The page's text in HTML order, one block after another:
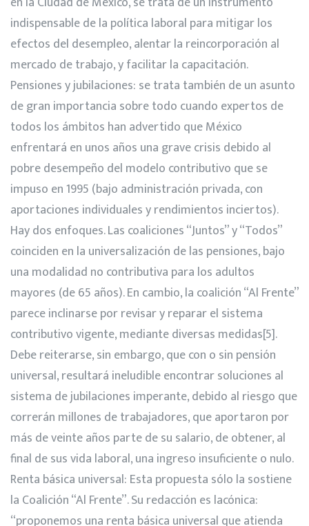
indispensable de la política laboral para mitigar los
efectos del desempleo, alentar la reincorporación al
mercado de trabajo, y facilitar la capacitación.
Pensiones y jubilaciones: se trata también de un asunto
de gran importancia sobre todo cuando expertos de
todos los ámbitos han advertido que México
enfrentará en unos años una grave crisis debido al
pobre desempeño del modelo contributivo que se
impuso en 1995 (bajo administración privada, con
aportaciones individuales y rendimientos inciertos).
Hay dos enfoques. Las coaliciones “Juntos” y “Todos”
coinciden en la universalización de las pensiones, bajo
una modalidad no contributiva para los adultos
mayores (de 65 años). En cambio, la coalición “Al Frente”
parece inclinarse por revisar y reparar el sistema
contributivo vigente, mediante diversas medidas[5].
Debe reiterarse, sin embargo, que con o sin pensión
universal, resultará ineludible encontrar soluciones al
sistema de jubilaciones imperante, debido al riesgo que
correrán millones de trabajadores, que aportaron por
más de veinte años parte de su salario, de obtener, al
final de sus vida laboral, una ingreso insuficiente o nulo.
Renta básica universal: Esta propuesta sólo la sostiene
la Coalición “Al Frente”. Su redacción es lacónica:
“proponemos una renta básica universal que atienda